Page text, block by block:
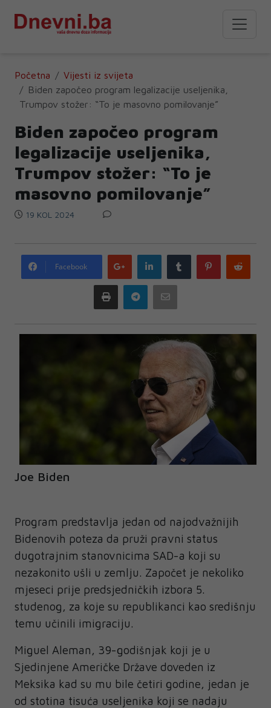
Početna
Vijesti iz svijeta
Biden započeo program legalizacije useljenika,
Trumpov stožer: “To je masovno pomilovanje”
Biden započeo program
legalizacije useljenika,
Trumpov stožer: “To je
masovno pomilovanje”
19 KOL 2024
Facebook
Google
plus
LinkedIn Tumblr Pinterest
Print Telegram
Joe Biden
Program predstavlja jedan od najodvažnijih
Bidenovih poteza da pruži pravni status
dugotrajnim stanovnicima SAD-a koji su
nezakonito ušli u zemlju. Započet je nekoliko
mjeseci prije predsjedničkih izbora 5.
studenog, za koje su republikanci kao središnju
temu učinili imigraciju.
Miguel Aleman, 39-godišnjak koji je u
Sjedinjene Američke Države doveden iz
Meksika kad su mu bile četiri godine, jedan je
od stotina tisuća useljenika koji se nadaju